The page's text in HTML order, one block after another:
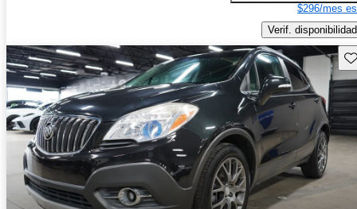
$296/mes
Verif. disponibilidad